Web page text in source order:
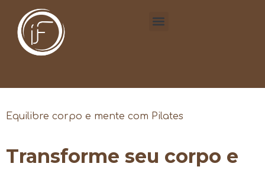
Equilibre corpo e mente com Pilates
Transforme seu corpo e